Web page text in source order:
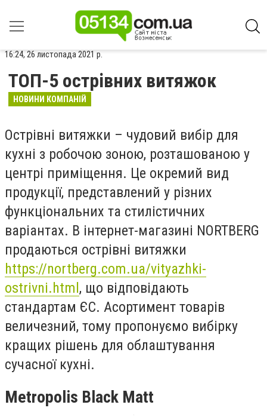
16:24, 26 листопада 2021 р.
ТОП-5 острівних витяжок
НОВИНИ КОМПАНІЙ
Острівні витяжки – чудовий вибір для
кухні з робочою зоною, розташованою у
центрі приміщення. Це окремий вид
продукції, представлений у різних
функціональних та стилістичних
варіантах. В інтернет-магазині NORTBERG
продаються острівні витяжки
https://nortberg.com.ua/vityazhki-
ostrivni.html , що відповідають
стандартам ЄС. Асортимент товарів
величезний, тому пропонуємо вибірку
кращих рішень для облаштування
сучасної кухні.
Metropolis Black Matt